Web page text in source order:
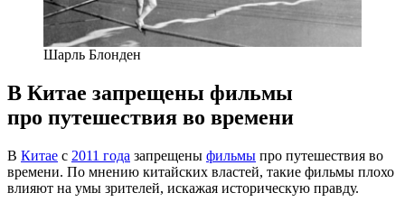
Шарль Блонден
В Китае запрещены фильмы
про путешествия во времени
В Китае с 2011 года запрещены фильмы про путешествия во
времени. По мнению китайских властей, такие фильмы плохо
влияют на умы зрителей, искажая историческую правду.